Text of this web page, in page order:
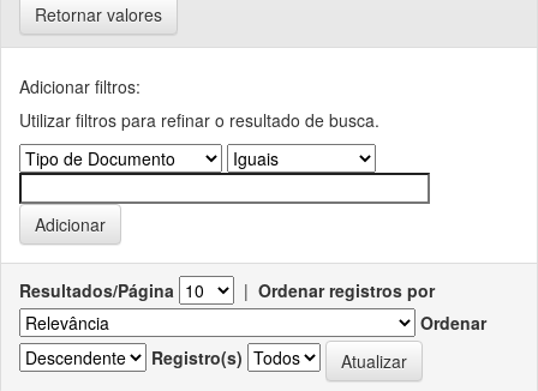
Retornar valores
Adicionar filtros:
Utilizar filtros para refinar o resultado de busca.
Resultados/Página | Ordenar registros por
Ordenar
Registro(s)